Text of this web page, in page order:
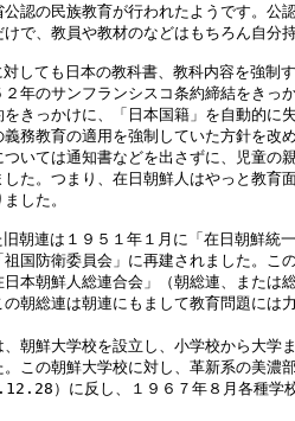
認の民族教育が行われたようです。公
で、教員や教材のなどはもちろん自分
しても日本の教科書、教科内容を強制
年のサンフランシスコ条約締結をきっ
きっかけに、「日本国籍」を自動的に
務教育の適用を強制していた方針を改
いては通知書などを出さずに、児童の
た。つまり、在日朝鮮人はやっと教育
した。
朝連は１９５１年１月に「在日朝鮮統
国防衛委員会」に再建されました。こ
本朝鮮人総連合会」（朝総連、または
朝総連は朝連にもまして教育問題には
大学校を設立し、小学校から大学
この朝鮮大学校に対し、革新系の美濃
）に反し、１９６７年８月各種学